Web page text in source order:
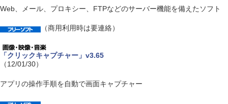
Web、メール、プロキシー、FTPなどのサーバー機能を備えたソフト
（商用利用時は要連絡）
「クリックキャプチャー」v3.65
（12/01/30）
アプリの操作手順を自動で画面キャプチャー